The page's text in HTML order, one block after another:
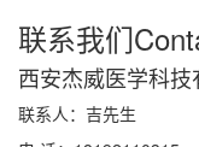
联系我们
西安杰威医学科技
联系人：吉先生